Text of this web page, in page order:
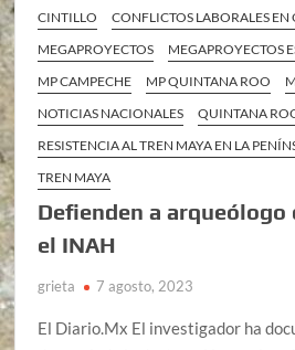
CINTILLO
CONFLICTOS LABORALES
MEGAPROYECTOS
MEGAPROYECTOS
MP CAMPECHE
MP QUINTANA ROO
NOTICIAS NACIONALES
QUINTANA
RESISTENCIA AL TREN MAYA EN LA
TREN MAYA
Defienden a arqueólogo
el INAH
grieta 7 agosto, 2023
El Diario.Mx El investigador ha